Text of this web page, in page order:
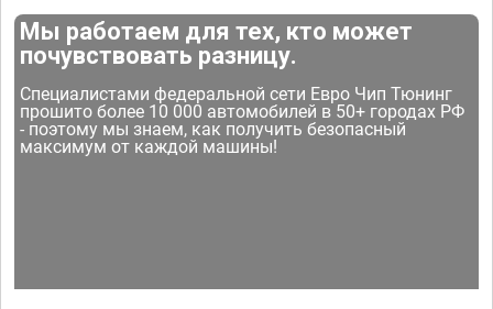
Мы работаем для тех, кто может
почувствовать разницу.
Специалистами федеральной сети Евро Чип Тюнинг
прошито более 10 000 автомобилей в 50+ городах РФ
- поэтому мы знаем, как получить безопасный
максимум от каждой машины!